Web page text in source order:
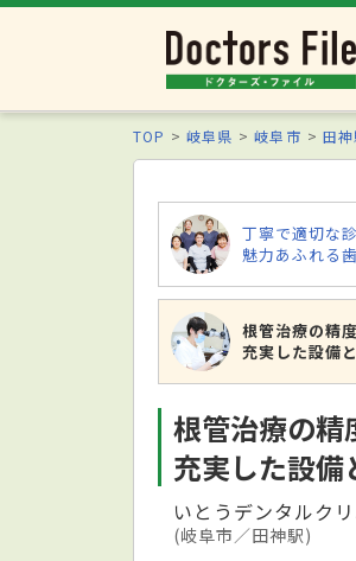
TOP 岐阜県 岐阜市 田神
丁寧で適切な
魅力あふれる
根管治療の精
充実した設備
根管治療の精
充実した設備
いとうデンタルク
(岐阜市／田神駅)